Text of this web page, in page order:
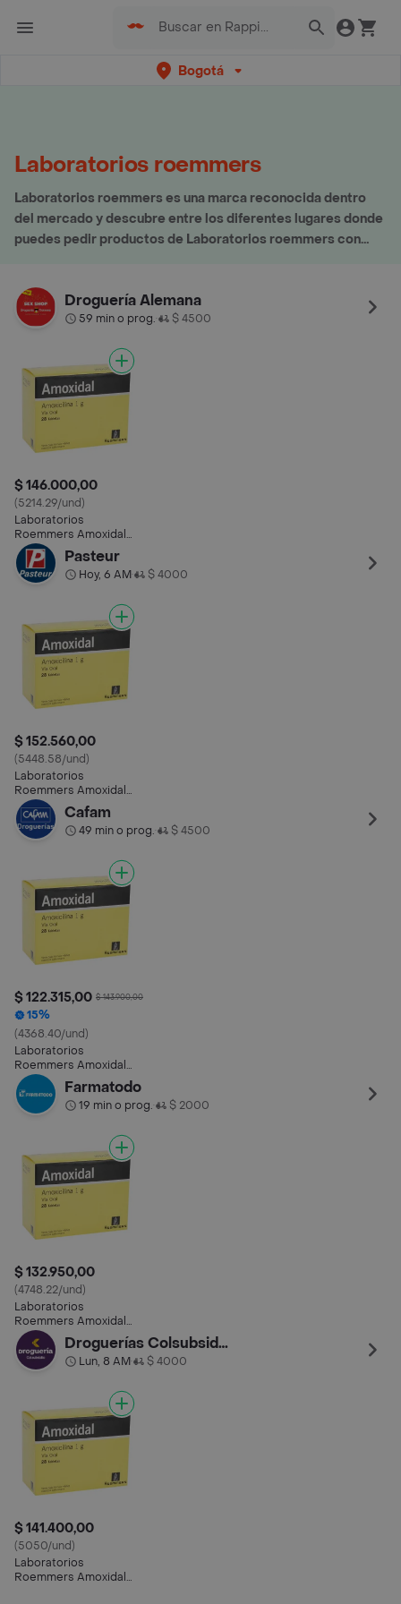
Bogotá
Laboratorios roemmers
Laboratorios roemmers es una marca reconocida dentro
del mercado y descubre entre los diferentes lugares donde
puedes pedir productos de Laboratorios roemmers con
Droguería Alemana
59 min o prog.• $ 4500
$ 146.000,00
(5214.29/und)
Laboratorios
Roemmers Amoxidal
(1 g)
Pasteur
Hoy, 6 AM• $ 4000
$ 152.560,00
(5448.58/und)
Laboratorios
Roemmers Amoxidal
(1 g)
Cafam
49 min o prog.• $ 4500
$ 122.315,00 $ 143.900,00
15%
(4368.40/und)
Laboratorios
Roemmers Amoxidal
(1 g)
Farmatodo
19 min o prog.• $ 2000
$ 132.950,00
(4748.22/und)
Laboratorios
Roemmers Amoxidal
(1 g)
Droguerías Colsubsidio
Lun, 8 AM• $ 4000
$ 141.400,00
(5050/und)
Laboratorios
Roemmers Amoxidal